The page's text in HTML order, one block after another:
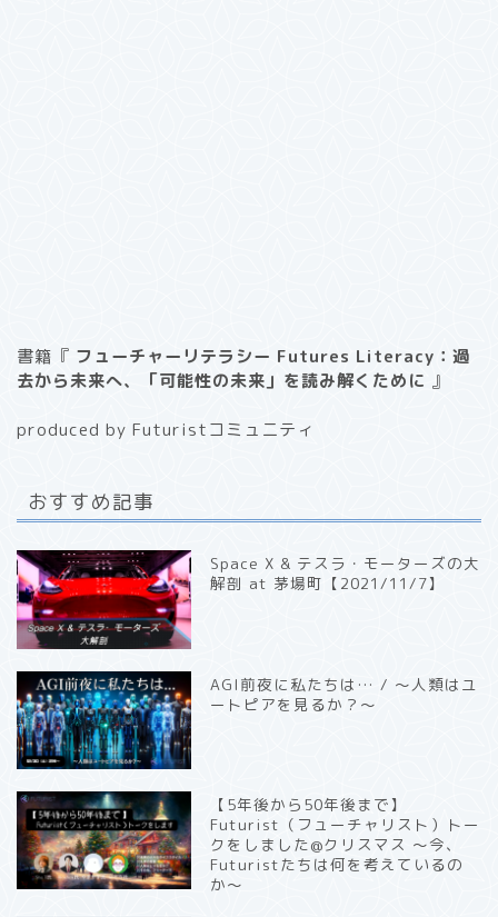
書籍『 フューチャーリテラシー Futures Literacy：過
去から未来へ、「可能性の未来」を読み解くために 』
produced by Futuristコミュニティ
おすすめ記事
Space X & テスラ・モーターズの大
解剖 at 茅場町【2021/11/7】
AGI前夜に私たちは… / 〜人類はユ
ートピアを見るか？〜
【5年後から50年後まで】
Futurist（フューチャリスト）トー
クをしました@クリスマス 〜今、
Futuristたちは何を考えているの
か〜